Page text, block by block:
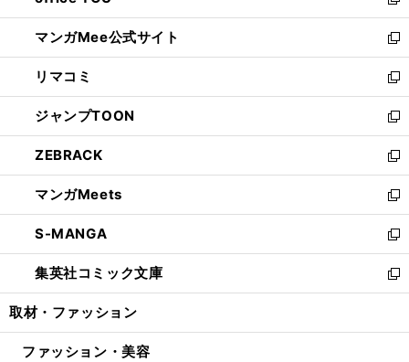
開
く
ン
ド
ウ
で
開
く
ウ
ィ
ン
ド
ウ
で
開
く
し
い
ウ
ィ
ン
ド
ウ
で
開
く
マンガMee公式サイト
新
し
い
ウ
ィ
ン
ド
ウ
で
開
く
リマコミ
新
し
い
ウ
ィ
ン
ド
ウ
で
開
く
ジャンプTOON
新
し
い
ウ
ィ
ン
ド
ウ
で
開
ZEBRACK
新
し
い
ウ
ィ
ン
ド
ウ
開
マンガMeets
新
し
い
ウ
ィ
ン
ウ
S-MANGA
新
し
い
ウ
ン
集英社コミック文庫
新
し
ウ
取材・ファッション
ファッション・美容